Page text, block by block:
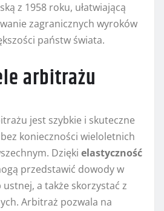
z 1958 roku, ułatwiającą
zagranicznych wyroków
państw świata.
arbitrażu
jest szybkie i skuteczne
konieczności wieloletnich
Dzięki elastyczność
przedstawić dowody w
a także skorzystać z
Arbitraż pozwala na